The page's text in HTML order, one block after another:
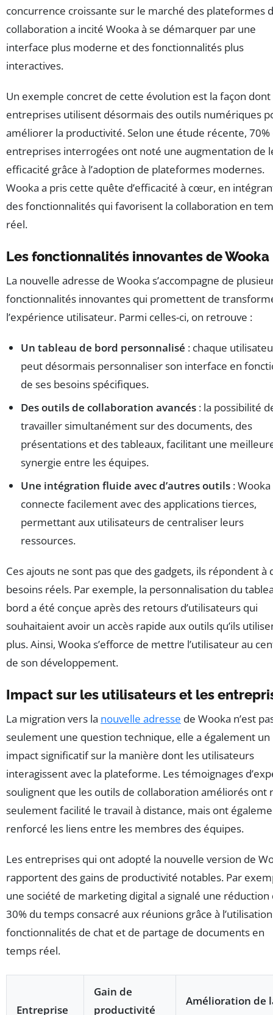
concurrence croissante sur le marché des plateformes
collaboration a incité Wooka à se démarquer par une
interface plus moderne et des fonctionnalités plus
interactives.
Un exemple concret de cette évolution est la façon dont
entreprises utilisent désormais des outils numériques
améliorer la productivité. Selon une étude récente, 70%
entreprises interrogées ont noté une augmentation de
efficacité grâce à l’adoption de plateformes modernes.
Wooka a pris cette quête d’efficacité à cœur, en
des fonctionnalités qui favorisent la collaboration en
réel.
Les fonctionnalités innovantes de Wooka
La nouvelle adresse de Wooka s’accompagne de
fonctionnalités innovantes qui promettent de
l’expérience utilisateur. Parmi celles-ci, on retrouve :
Un tableau de bord personnalisé : chaque
peut désormais personnaliser son interface en
de ses besoins spécifiques.
Des outils de collaboration avancés : la possibilité
travailler simultanément sur des documents, des
présentations et des tableaux, facilitant une
synergie entre les équipes.
Une intégration fluide avec d’autres outils :
connecte facilement avec des applications tierces,
permettant aux utilisateurs de centraliser leurs
ressources.
Ces ajouts ne sont pas que des gadgets, ils répondent à
besoins réels. Par exemple, la personnalisation du
bord a été conçue après des retours d’utilisateurs qui
souhaitaient avoir un accès rapide aux outils qu’ils
plus. Ainsi, Wooka s’efforce de mettre l’utilisateur au
de son développement.
Impact sur les utilisateurs et les
La migration vers la nouvelle adresse de Wooka n’est
seulement une question technique, elle a également un
impact significatif sur la manière dont les utilisateurs
interagissent avec la plateforme. Les témoignages
soulignent que les outils de collaboration améliorés ont
seulement facilité le travail à distance, mais ont
renforcé les liens entre les membres des équipes.
Les entreprises qui ont adopté la nouvelle version de
rapportent des gains de productivité notables. Par
une société de marketing digital a signalé une réduction
30% du temps consacré aux réunions grâce à
fonctionnalités de chat et de partage de documents en
temps réel.
Entreprise
Gain de
productivité
Amélioration de